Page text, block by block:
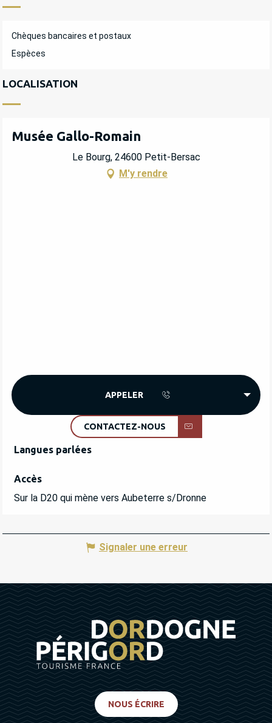
Chèques bancaires et postaux
Espèces
LOCALISATION
Musée Gallo-Romain
Le Bourg, 24600 Petit-Bersac
M'y rendre
APPELER
CONTACTEZ-NOUS
Langues parlées
Langues parlées
Accès
Accès
Sur la D20 qui mène vers Aubeterre s/Dronne
Signaler une erreur
NOUS ÉCRIRE